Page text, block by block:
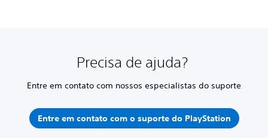
Precisa de ajuda?
Entre em contato com nossos especialistas do suporte
Entre em contato com o suporte do PlayStation